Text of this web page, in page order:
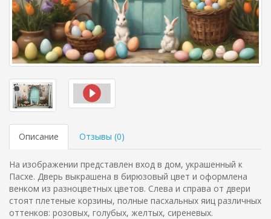
Описание Отзывы (0)
На изображении представлен вход в дом, украшенный к
Пасхе. Дверь выкрашена в бирюзовый цвет и оформлена
венком из разноцветных цветов. Слева и справа от двери
стоят плетеные корзины, полные пасхальных яиц различных
оттенков: розовых, голубых, желтых, сиреневых.